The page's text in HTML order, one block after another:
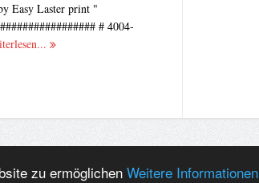
zu ermöglichen Weitere Informationen
Easy Laster print "
# 4004-